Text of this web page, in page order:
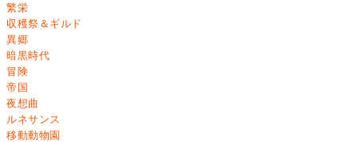
繁栄
収穫祭＆ギルド
異郷
暗黒時代
冒険
帝国
夜想曲
ルネサンス
移動動物園